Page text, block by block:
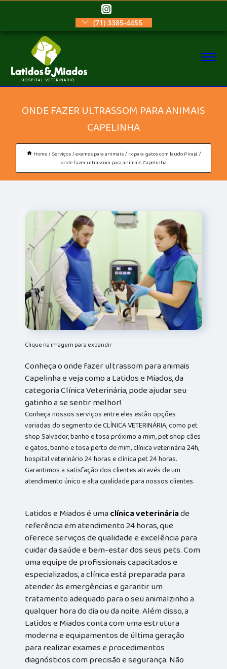
(71) 3385-4455
ONDE FAZER ULTRASSOM PARA ANIMAIS
CAPELINHA
Home Serviços exames para animais rx para gatos com laudo Pirajá
onde fazer ultrassom para animais Capelinha
Clique na imagem para expandir
Conheça o onde fazer ultrassom para animais
Capelinha e veja como a Latidos e Miados, da
categoria Clínica Veterinária, pode ajudar seu
gatinho a se sentir melhor!
Conheça nossos serviços entre eles estão opções
variadas do segmento de CLÍNICA VETERINÁRIA, como pet
shop Salvador, banho e tosa próximo a mim, pet shop cães
e gatos, banho e tosa perto de mim, clínica veterinária 24h,
hospital veterinário 24 horas e clínica pet 24 horas.
Garantimos a satisfação dos clientes através de um
atendimento único e alta qualidade para nossos clientes.
Latidos e Miados é umaclínica veterináriade
referência em atendimento 24 horas, que
oferece serviços de qualidade e excelência para
cuidar da saúde e bem-estar dos seus pets. Com
uma equipe de profissionais capacitados e
especializados, a clínica está preparada para
atender às emergências e garantir um
tratamento adequado para o seu animalzinho a
qualquer hora do dia ou da noite. Além disso, a
Latidos e Miados conta com uma estrutura
moderna e equipamentos de última geração
para realizar exames e procedimentos
diagnósticos com precisão e segurança. Não